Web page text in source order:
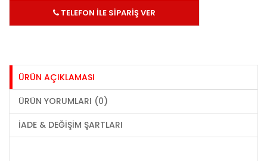
TELEFON İLE SİPARİŞ VER
ÜRÜN AÇIKLAMASI
ÜRÜN YORUMLARI (0)
İADE & DEĞIŞIM ŞARTLARI